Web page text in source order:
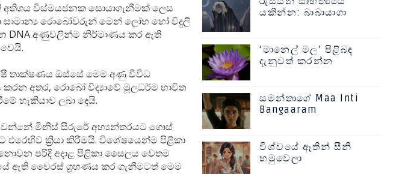
අතිශය විස්මයජනක සොයාගැනීමක් ලෙස
සාමාන්‍ය රොබෝවරුන් මෙන් ලෝහ හෝ විදුලි
DNA අණුවලින්ම නිර්මාණය කර ඇති
තාක්ෂණය ඔස්සේ මෙම අණු විවිධ
අතර, රොබෝ විද්‍යාවේ මූලධර්ම භාවිත
හැකියාව ලබා දෙයි.
මිනිස් සිරුරේ අභ්‍යන්තරයට ගොස්
ක්‍රියා කිරීමයි. විශේෂයෙන්ම පිළිකා
පරිදි අදාළ පිළිකා සෛලය වෙතම
ඇති වෛරස් ග්‍රහණය කර ගැනීමටත් මෙම
යකින්න: බාබායාගා
‘මානෙල් මල’ පිළිබඳ
දැනුවත් කරන්න
සමන්තාගේ Maa Inti
Bangaaram
විශ්වයේ ඈතින් සීනි
හමුවෙලා